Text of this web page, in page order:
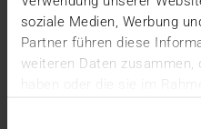
soziale Medien, Werbung
Partner führen diese
weiteren Daten